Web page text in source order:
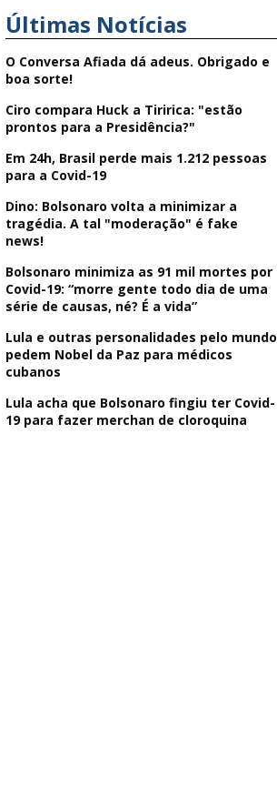
Últimas Notícias
O Conversa Afiada dá adeus. Obrigado e
boa sorte!
Ciro compara Huck a Tiririca: "estão
prontos para a Presidência?"
Em 24h, Brasil perde mais 1.212 pessoas
para a Covid-19
Dino: Bolsonaro volta a minimizar a
tragédia. A tal "moderação" é fake
news!
Bolsonaro minimiza as 91 mil mortes por
Covid-19: “morre gente todo dia de uma
série de causas, né? É a vida”
Lula e outras personalidades pelo mundo
pedem Nobel da Paz para médicos
cubanos
Lula acha que Bolsonaro fingiu ter Covid-
19 para fazer merchan de cloroquina